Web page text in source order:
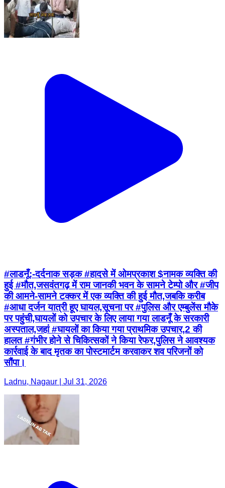
#लाडनूँ:-दर्दनाक सड़क #हादसे में ओमप्रकाश $नामक व्यक्ति की
हुई #मौत,जसवंतगढ़ में राम जानकी भवन के सामने टेम्पो और #जीप
की आमने-सामने टक्कर में एक व्यक्ति की हुई मौत,जबकि करीब
#आधा दर्जन यात्री हूए घायल,सूचना पर #पुलिस और एम्बुलेंस मौके
पर पहुंची,घायलों को उपचार के लिए लाया गया लाडनूँ के सरकारी
अस्पताल,जहां #घायलों का किया गया प्राथमिक उपचार,2 की
हालत #गंभीर होने से चिकित्सकों ने किया रेफर,पुलिस ने आवश्यक
कार्रवाई के बाद मृतक का पोस्टमार्टम करवाकर शव परिजनों को
सौंपा।
Ladnu, Nagaur | Jul 31, 2026